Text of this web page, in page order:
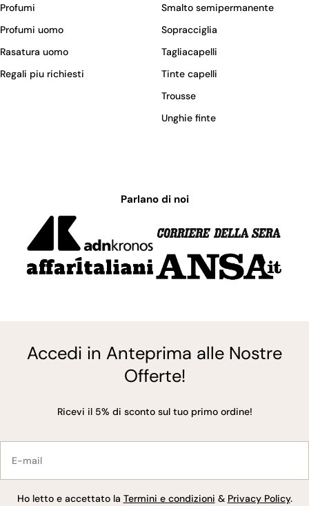
Profumi
Profumi uomo
Rasatura uomo
Regali piu richiesti
Smalto semipermanente
Sopracciglia
Tagliacapelli
Tinte capelli
Trousse
Unghie finte
Parlano di noi
Accedi in Anteprima alle Nostre
Offerte!
Ricevi il 5% di sconto sul tuo primo ordine!
mail
Ho letto e accettato la Termini e condizioni & Privacy Policy.